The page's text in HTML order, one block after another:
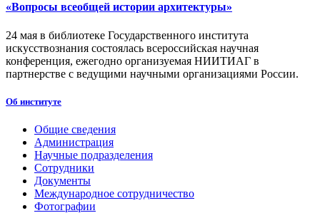
«Вопросы всеобщей истории архитектуры»
24 мая в библиотеке Государственного института
искусствознания состоялась всероссийская научная
конференция, ежегодно организуемая НИИТИАГ в
партнерстве с ведущими научными организациями России.
Об институте
Общие сведения
Администрация
Научные подразделения
Сотрудники
Документы
Международное сотрудничество
Фотографии